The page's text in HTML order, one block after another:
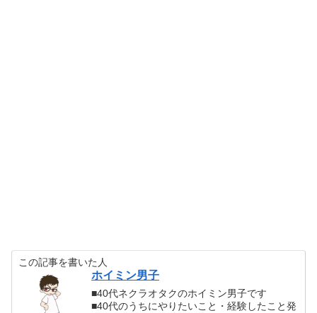
この記事を書いた人
ホイミン男子
■40代ネクラオタクのホイミン男子です
■40代のうちにやりたいこと・経験したこと発